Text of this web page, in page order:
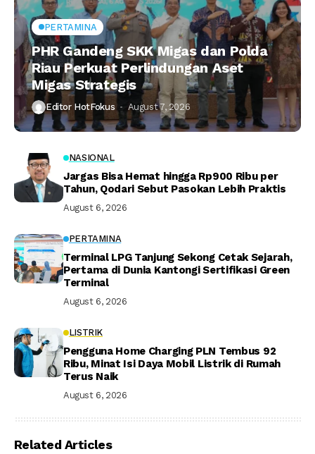
PERTAMINA
PHR Gandeng SKK Migas dan Polda
Riau Perkuat Perlindungan Aset
Migas Strategis
Editor HotFokus August 7, 2026
NASIONAL
Jargas Bisa Hemat hingga Rp900 Ribu per
Tahun, Qodari Sebut Pasokan Lebih Praktis
August 6, 2026
PERTAMINA
Terminal LPG Tanjung Sekong Cetak Sejarah,
Pertama di Dunia Kantongi Sertifikasi Green
Terminal
August 6, 2026
LISTRIK
Pengguna Home Charging PLN Tembus 92
Ribu, Minat Isi Daya Mobil Listrik di Rumah
Terus Naik
August 6, 2026
Related Articles